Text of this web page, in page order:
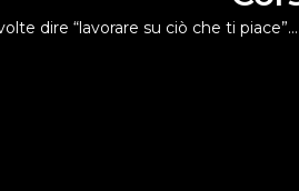
dire “lavorare su ciò che ti